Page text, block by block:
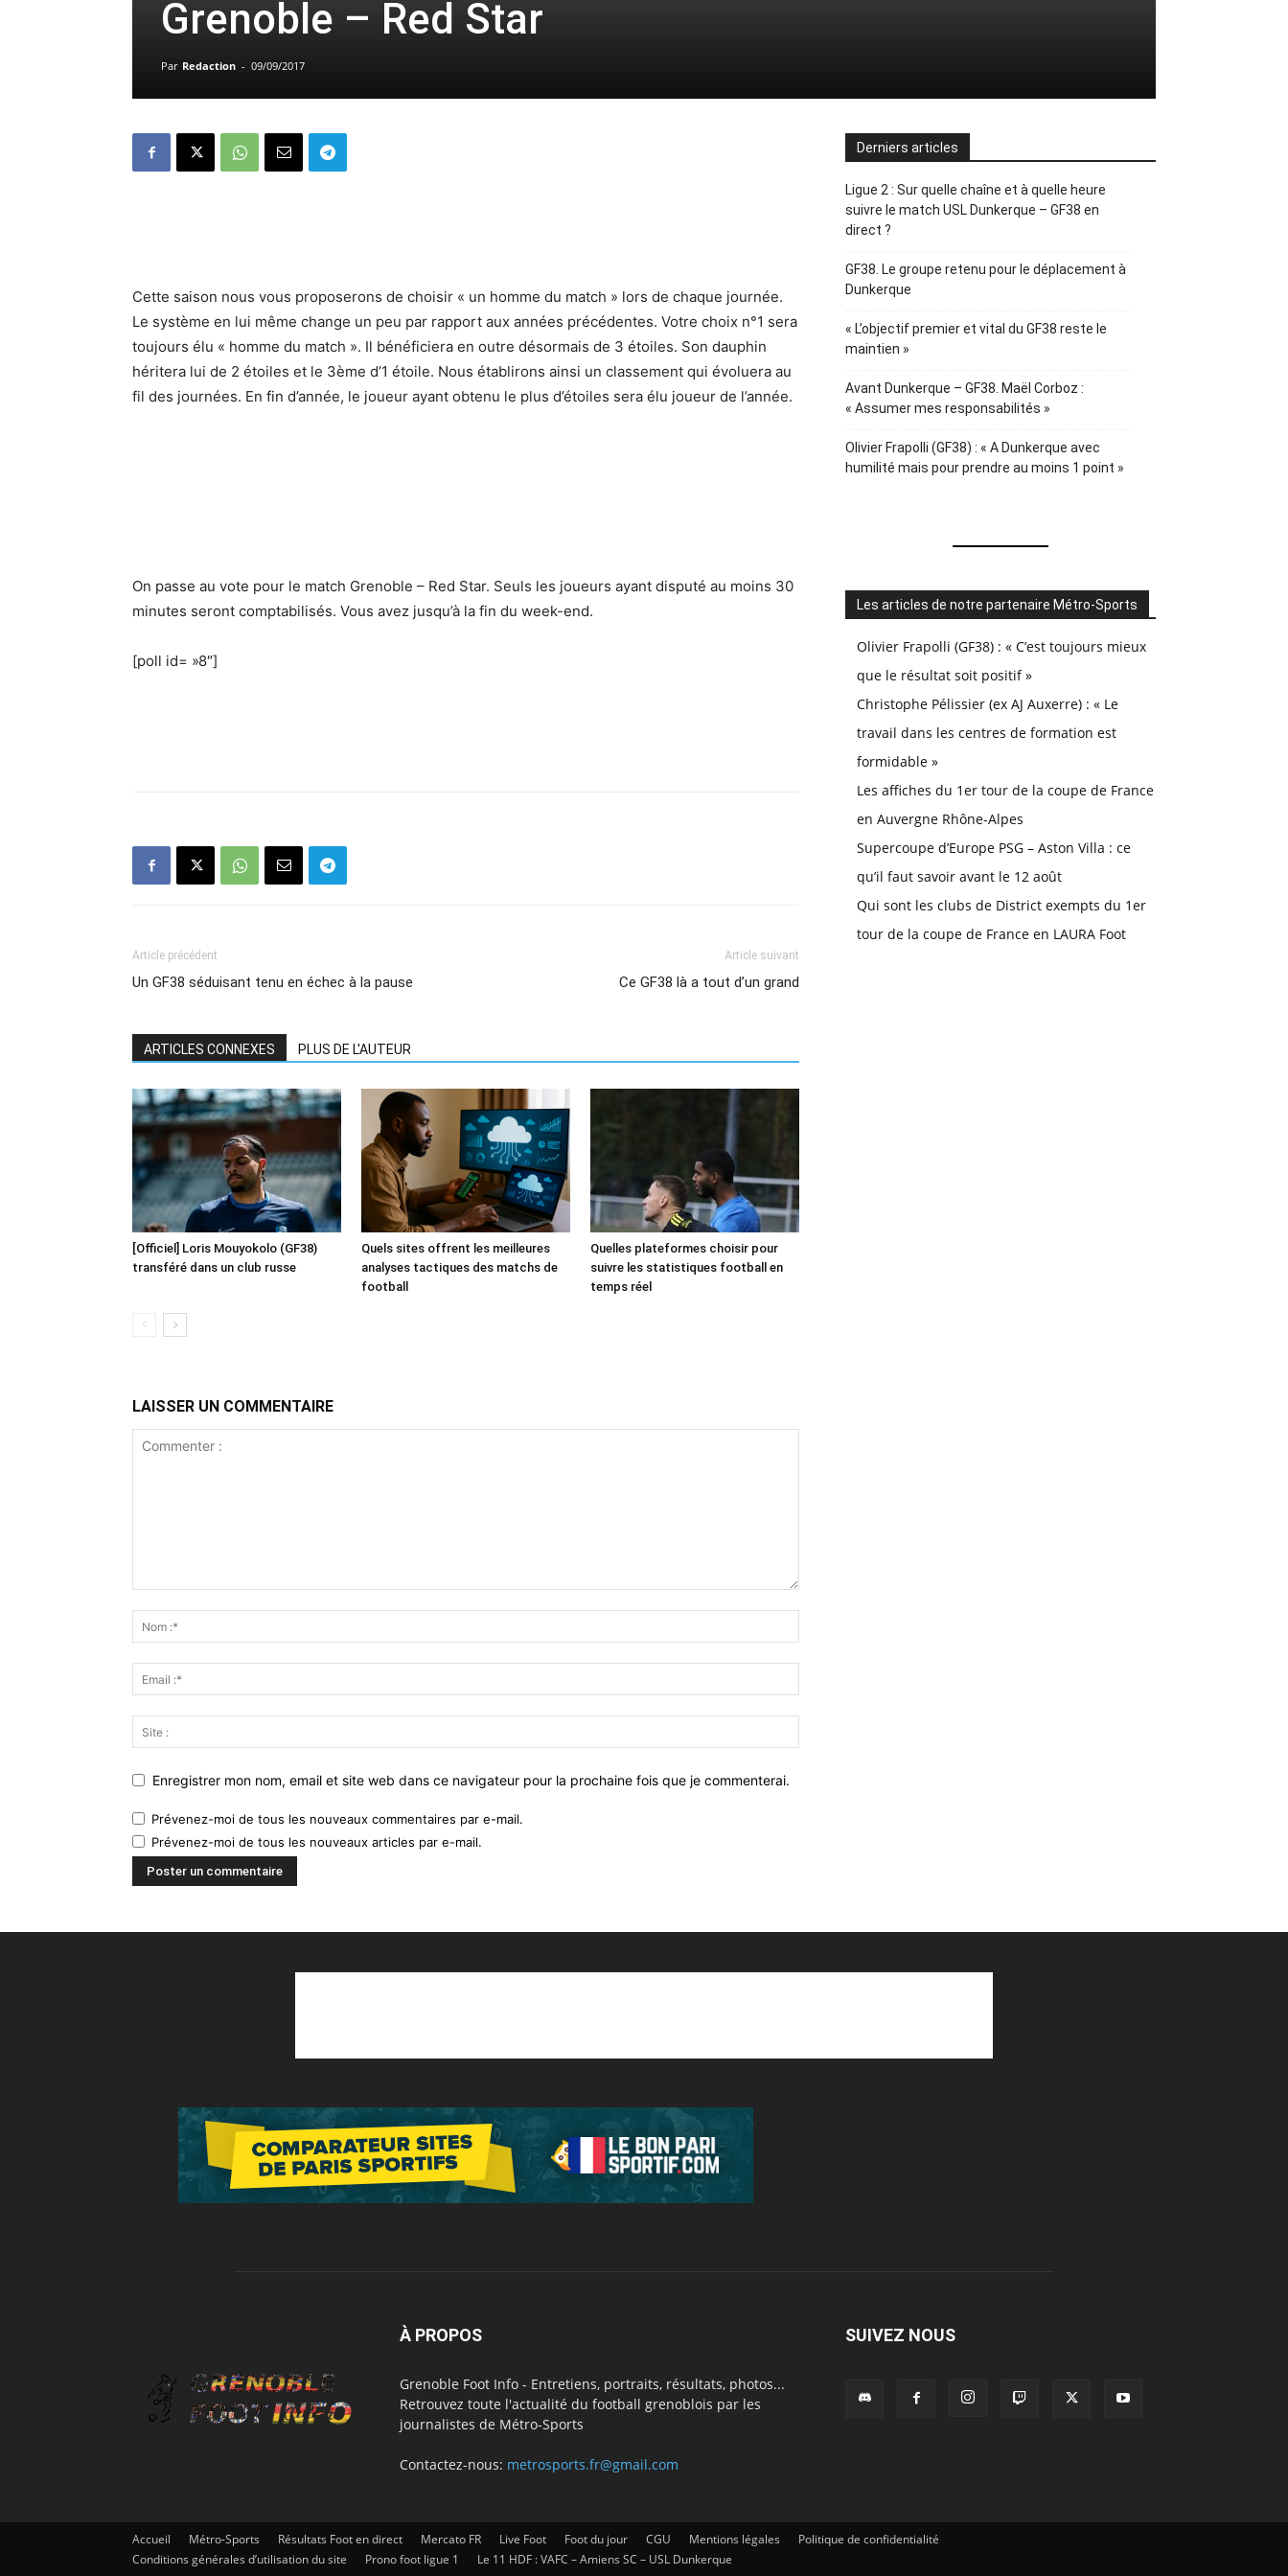
Grenoble – Red Star
Par Redaction - 09/09/2017
Cette saison nous vous proposerons de choisir « un homme du match » lors de chaque journée.
Le système en lui même change un peu par rapport aux années précédentes. Votre choix n°1 sera
toujours élu « homme du match ». Il bénéficiera en outre désormais de 3 étoiles. Son dauphin
héritera lui de 2 étoiles et le 3ème d’1 étoile. Nous établirons ainsi un classement qui évoluera au
fil des journées. En fin d’année, le joueur ayant obtenu le plus d’étoiles sera élu joueur de l’année.
On passe au vote pour le match Grenoble – Red Star. Seuls les joueurs ayant disputé au moins 30
minutes seront comptabilisés. Vous avez jusqu’à la fin du week-end.
[poll id= »8″]
Article précédent
Un GF38 séduisant tenu en échec à la pause
Article suivant
Ce GF38 là a tout d’un grand
ARTICLES CONNEXES PLUS DE L'AUTEUR
[Officiel] Loris Mouyokolo (GF38)
transféré dans un club russe
Quels sites offrent les meilleures
analyses tactiques des matchs de
football
Quelles plateformes choisir pour
suivre les statistiques football en
temps réel
LAISSER UN COMMENTAIRE
Enregistrer mon nom, email et site web dans ce navigateur pour la prochaine fois que je commenterai.
Prévenez-moi de tous les nouveaux commentaires par e-mail.
Prévenez-moi de tous les nouveaux articles par e-mail.
Derniers articles
Ligue 2 : Sur quelle chaîne et à quelle heure
suivre le match USL Dunkerque – GF38 en
direct ?
GF38. Le groupe retenu pour le déplacement à
Dunkerque
« L’objectif premier et vital du GF38 reste le
maintien »
Avant Dunkerque – GF38. Maël Corboz :
« Assumer mes responsabilités »
Olivier Frapolli (GF38) : « A Dunkerque avec
humilité mais pour prendre au moins 1 point »
Les articles de notre partenaire Métro-Sports
Olivier Frapolli (GF38) : « C’est toujours mieux
que le résultat soit positif »
Christophe Pélissier (ex AJ Auxerre) : « Le
travail dans les centres de formation est
formidable »
Les affiches du 1er tour de la coupe de France
en Auvergne Rhône-Alpes
Supercoupe d’Europe PSG – Aston Villa : ce
qu’il faut savoir avant le 12 août
Qui sont les clubs de District exempts du 1er
tour de la coupe de France en LAURA Foot
À PROPOS
Grenoble Foot Info - Entretiens, portraits, résultats, photos...
Retrouvez toute l'actualité du football grenoblois par les
journalistes de Métro-Sports
Contactez-nous: metrosports.fr@gmail.com
SUIVEZ NOUS
Accueil Métro-Sports Résultats Foot en direct Mercato FR Live Foot Foot du jour CGU Mentions légales
Politique de confidentialité
Conditions générales d’utilisation du site
Prono foot ligue 1 Le 11 HDF : VAFC – Amiens SC – USL Dunkerque